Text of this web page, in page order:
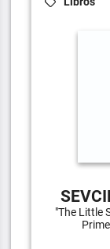
"The Little